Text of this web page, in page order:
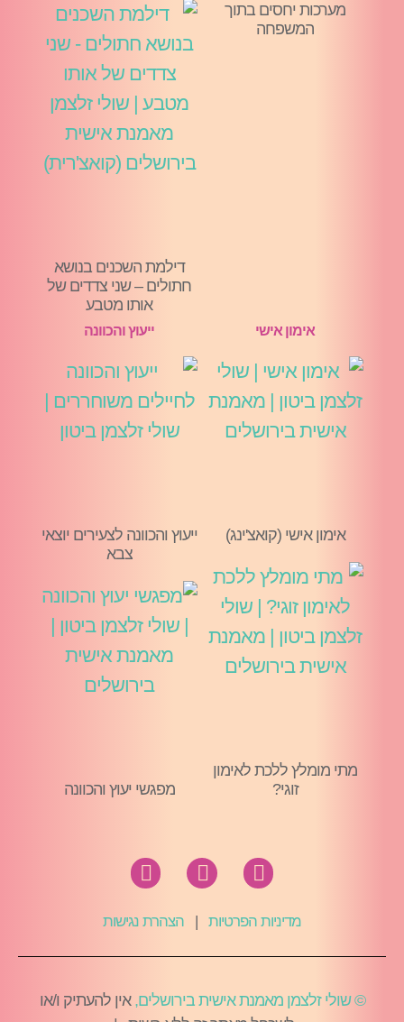
מערכות יחסים בתוך
המשפחה
דילמת השכנים בנושא
חתולים – שני צדדים של
אותו מטבע
אימון אישי
אימון אישי (קואצ'ינג)
מתי מומלץ ללכת לאימון
זוגי?
ייעוץ והכוונה
ייעוץ והכוונה לצעירים יוצאי
צבא
מפגשי יעוץ והכוונה
מדיניות הפרטיות| הצהרת נגישות
© שולי זלצמן מאמנת אישית בירושלים,אין להעתיק ו/או